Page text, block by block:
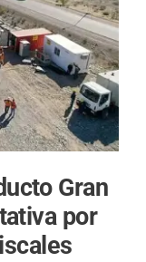
Gran
por